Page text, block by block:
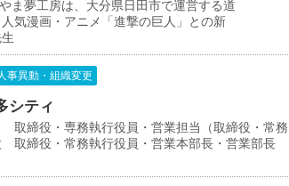
ま夢工房は、大分県日田市で運営する道
気漫画・アニメ「進撃の巨人」との新
事異動・組織変更
シティ
取締役・専務執行役員・営業担当（取締役・常務
取締役・常務執行役員・営業本部長・営業部長